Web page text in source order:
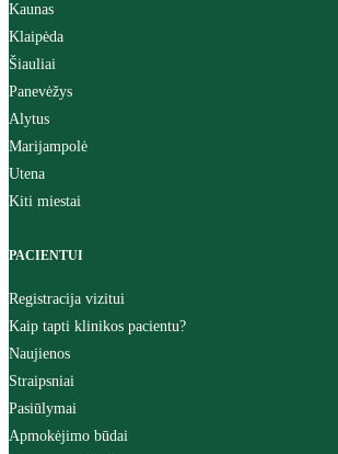
Kaunas
Klaipėda
Šiauliai
Panevėžys
Alytus
Marijampolė
Utena
Kiti miestai
PACIENTUI
Registracija vizitui
Kaip tapti klinikos pacientu?
Naujienos
Straipsniai
Pasiūlymai
Apmokėjimo būdai